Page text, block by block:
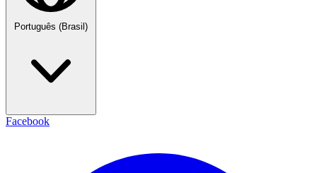
Português (Brasil)
Facebook